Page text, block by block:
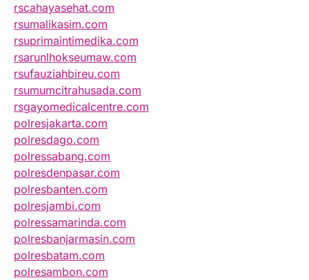
rscahayasehat.com
rsumalikasim.com
rsuprimaintimedika.com
rsarunlhokseumaw.com
rsufauziahbireu.com
rsumumcitrahusada.com
rsgayomedicalcentre.com
polresjakarta.com
polresdago.com
polressabang.com
polresdenpasar.com
polresbanten.com
polresjambi.com
polressamarinda.com
polresbanjarmasin.com
polresbatam.com
polresambon.com